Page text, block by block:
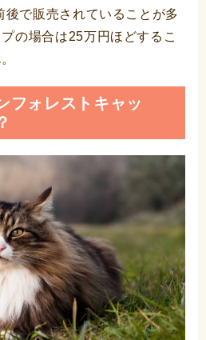
で販売されていることが多
の場合は25万円ほどするこ
フォレストキャッ